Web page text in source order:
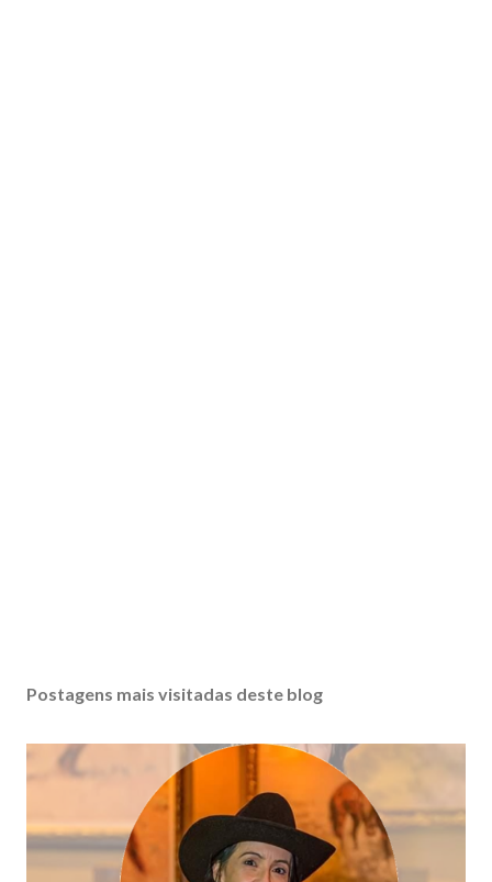
Postagens mais visitadas deste blog